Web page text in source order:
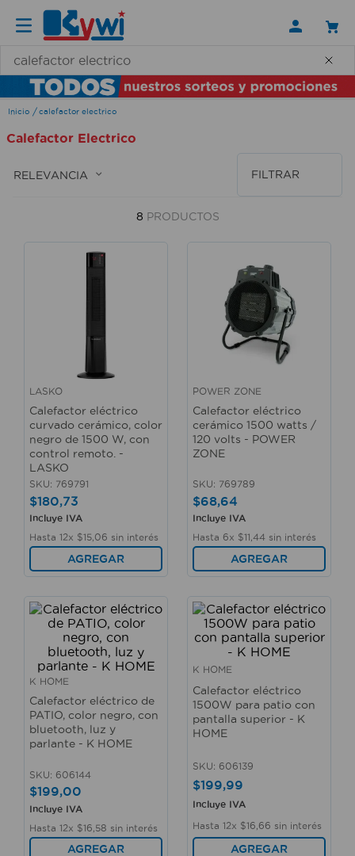
calefactor electrico
Calefactor Electrico
RELEVANCIA FILTRAR
8 PRODUCTOS
LASKO
Calefactor eléctrico
curvado cerámico, color
negro de 1500 W, con
control remoto. -
LASKO
SKU: 769791
$180,73
Incluye IVA
Hasta 12x $15 06 sin interés
AGREGAR
POWER ZONE
Calefactor eléctrico
cerámico 1500 watts /
120 volts - POWER
ZONE
SKU: 769789
$68,64
Incluye IVA
Hasta 6x $11 44 sin interés
AGREGAR
K HOME
Calefactor eléctrico de
PATIO, color negro, con
bluetooth, luz y
parlante - K HOME
SKU: 606144
$199,00
Incluye IVA
Hasta 12x $16 58 sin interés
AGREGAR
K HOME
Calefactor eléctrico
1500W para patio con
pantalla superior - K
HOME
SKU: 606139
$199,99
Incluye IVA
Hasta 12x $16 66 sin interés
AGREGAR